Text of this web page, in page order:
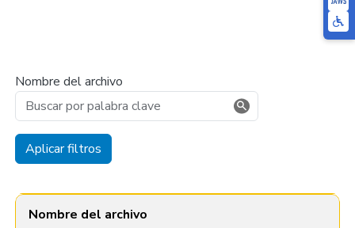
Nombre del archivo
Aplicar filtros
Nombre del archivo
Documentos
Nombre del archivo